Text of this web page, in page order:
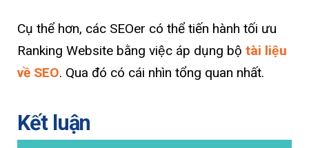
Cụ thể hơn, các SEOer có thể tiến hành tối ưu
Ranking Website bằng việc áp dụng bộ tài liệu
về SEO. Qua đó có cái nhìn tổng quan nhất.
Kết luận